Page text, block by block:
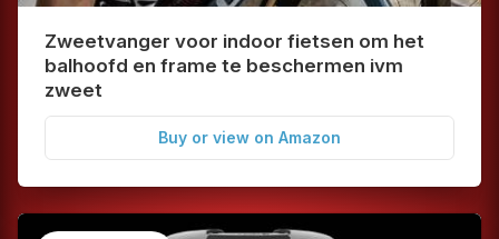
Zweetvanger voor indoor fietsen om het
balhoofd en frame te beschermen ivm
zweet
Buy or view on Amazon